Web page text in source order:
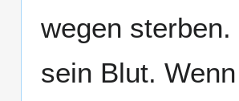
wegen
sein Blut.